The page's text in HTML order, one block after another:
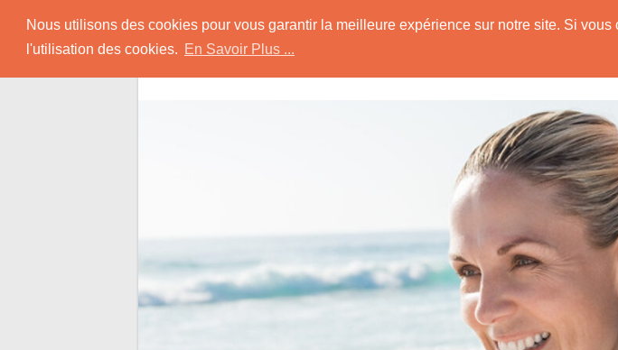
Nous utilisons des cookies pour vous garantir la meilleure expérience sur notre site. Si
l'utilisation des cookies. En Savoir Plus ...
content
Rencontrer Senior
Conseils & Infos pour la Rencontre d'une Senior